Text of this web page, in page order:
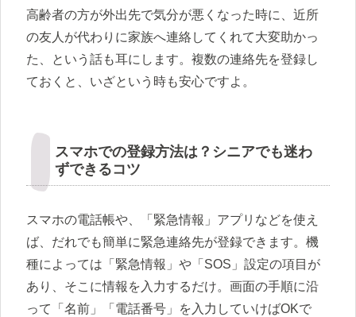
高齢者の方が外出先で気分が悪くなった時に、近所
の友人が代わりに家族へ連絡してくれて大変助かっ
た、という話も耳にします。複数の連絡先を登録し
ておくと、いざという時も安心ですよ。
スマホでの登録方法は？シニアでも迷わ
ずできるコツ
スマホの電話帳や、「緊急情報」アプリなどを使え
ば、だれでも簡単に緊急連絡先が登録できます。機
種によっては「緊急情報」や「SOS」設定の項目が
あり、そこに情報を入力するだけ。画面の手順に沿
って「名前」「電話番号」を入力していけばOKで